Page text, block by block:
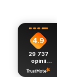
4.9
29 737
opinii
z całego
okresu